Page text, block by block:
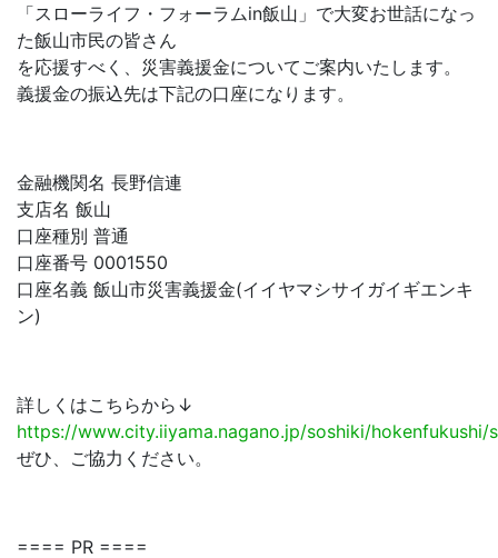
「スローライフ・フォーラムin飯山」で大変お世話になっ
た飯山市民の皆さん
を応援すべく、災害義援金についてご案内いたします。
義援金の振込先は下記の口座になります。
金融機関名 長野信連
支店名 飯山
口座種別 普通
口座番号 0001550
口座名義 飯山市災害義援金(イイヤマシサイガイギエンキ
ン)
詳しくはこちらから↓
https://www.city.iiyama.nagano.jp/soshiki/hokenfukushi/
ぜひ、ご協力ください。
==== PR ====